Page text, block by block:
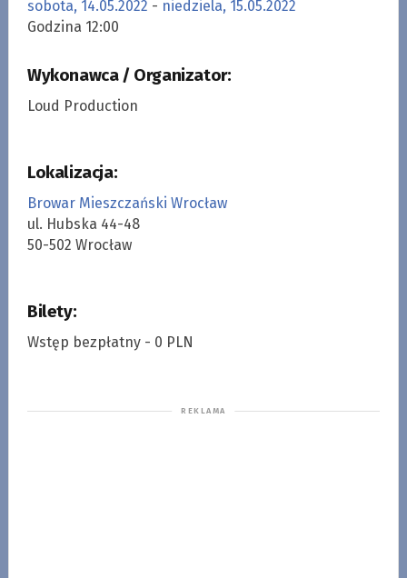
sobota, 14.05.2022 - niedziela, 15.05.2022
Godzina 12:00
Wykonawca / Organizator:
Loud Production
Lokalizacja:
Browar Mieszczański Wrocław
ul. Hubska 44-48
50-502 Wrocław
Bilety:
Wstęp bezpłatny - 0 PLN